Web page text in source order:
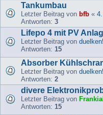
Tankumbau
Letzter Beitrag von bfb «
Antworten: 3
Lifepo 4 mit PV
Letzter Beitrag von
Antworten: 15
Absorber
Letzter Beitrag von
Antworten: 2
divere
Letzter Beitrag von
Antworten: 15